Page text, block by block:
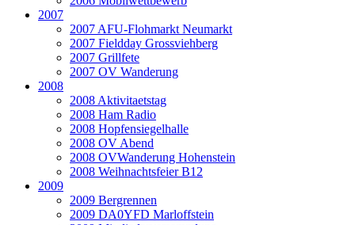
2007
2007 AFU-Flohmarkt Neumarkt
2007 Fieldday Grossviehberg
2007 Grillfete
2007 OV Wanderung
2008
2008 Aktivitaetstag
2008 Ham Radio
2008 Hopfensiegelhalle
2008 OV Abend
2008 OVWanderung Hohenstein
2008 Weihnachtsfeier B12
2009
2009 Bergrennen
2009 DA0YFD Marloffstein